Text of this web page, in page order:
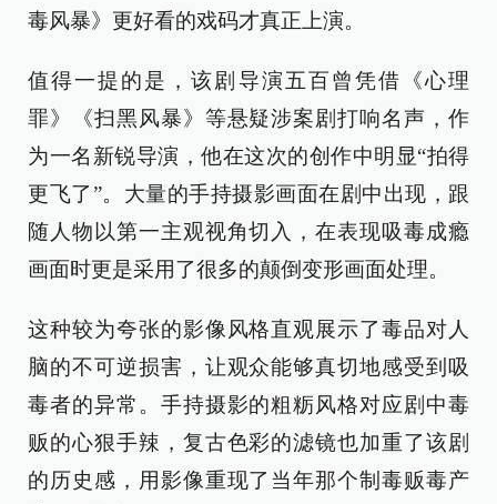
毒风暴》更好看的戏码才真正上演。
值得一提的是，该剧导演五百曾凭借《心理
罪》《扫黑风暴》等悬疑涉案剧打响名声，作
为一名新锐导演，他在这次的创作中明显“拍得
更飞了”。大量的手持摄影画面在剧中出现，跟
随人物以第一主观视角切入，在表现吸毒成瘾
画面时更是采用了很多的颠倒变形画面处理。
这种较为夸张的影像风格直观展示了毒品对人
脑的不可逆损害，让观众能够真切地感受到吸
毒者的异常。手持摄影的粗粝风格对应剧中毒
贩的心狠手辣，复古色彩的滤镜也加重了该剧
的历史感，用影像重现了当年那个制毒贩毒产